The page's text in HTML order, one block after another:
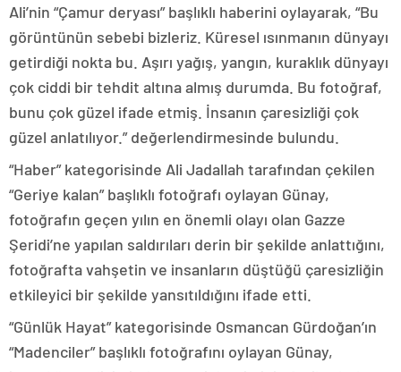
Ali’nin “Çamur deryası” başlıklı haberini oylayarak, “Bu
görüntünün sebebi bizleriz. Küresel ısınmanın dünyayı
getirdiği nokta bu. Aşırı yağış, yangın, kuraklık dünyayı
çok ciddi bir tehdit altına almış durumda. Bu fotoğraf,
bunu çok güzel ifade etmiş. İnsanın çaresizliği çok
güzel anlatılıyor.” değerlendirmesinde bulundu.
“Haber” kategorisinde Ali Jadallah tarafından çekilen
“Geriye kalan” başlıklı fotoğrafı oylayan Günay,
fotoğrafın geçen yılın en önemli olayı olan Gazze
Şeridi’ne yapılan saldırıları derin bir şekilde anlattığını,
fotoğrafta vahşetin ve insanların düştüğü çaresizliğin
etkileyici bir şekilde yansıtıldığını ifade etti.
“Günlük Hayat” kategorisinde Osmancan Gürdoğan’ın
“Madenciler” başlıklı fotoğrafını oylayan Günay,